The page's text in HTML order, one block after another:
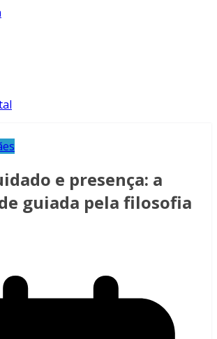
e presença: a
guiada pela filosofia